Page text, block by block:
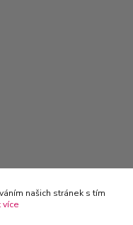
našich stránek s tím
více